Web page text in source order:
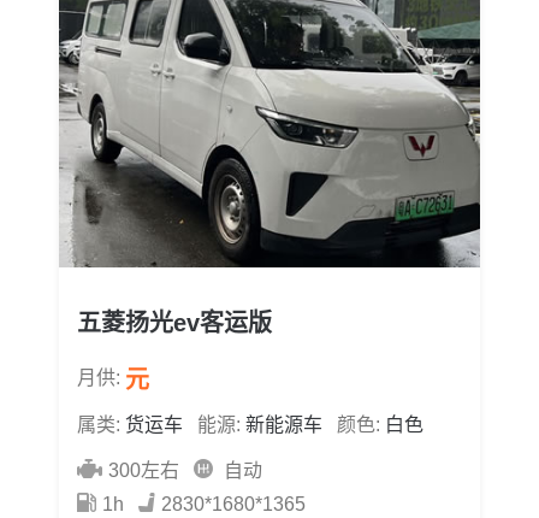
五菱扬光ev客运版
月供: 元
属类: 货运车 能源: 新能源车 颜色: 白色
300左右
自动
1h
2830*1680*1365